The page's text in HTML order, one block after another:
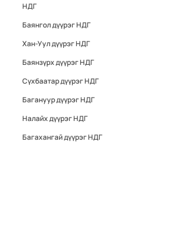
НДГ
Баянгол дүүрэг НДГ
Хан-Уул дүүрэг НДГ
Баянзүрх дүүрэг НДГ
Сүхбаатар дүүрэг НДГ
Багануур дүүрэг НДГ
Налайх дүүрэг НДГ
Багахангай дүүрэг НДГ